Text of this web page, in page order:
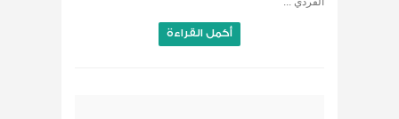
أكمل القراءة